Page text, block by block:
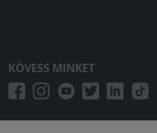
KÖVESS MINKET